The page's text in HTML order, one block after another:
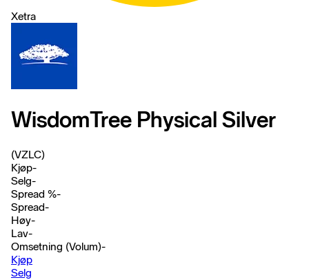
Xetra
WisdomTree Physical Silver
(VZLC)
Kjøp-
Selg-
Spread %-
Spread-
Høy-
Lav-
Omsetning (Volum)-
Kjøp
Selg